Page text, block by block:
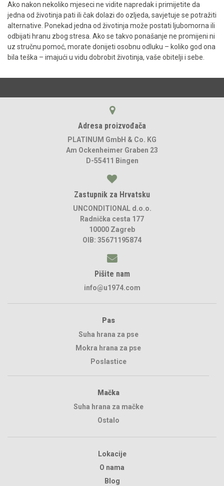
Ako nakon nekoliko mjeseci ne vidite napredak i primijetite da
jedna od životinja pati ili čak dolazi do ozljeda, savjetuje se potražiti
alternative. Ponekad jedna od životinja može postati ljubomorna ili
odbijati hranu zbog stresa. Ako se takvo ponašanje ne promijeni ni
uz stručnu pomoć, morate donijeti osobnu odluku – koliko god ona
bila teška – imajući u vidu dobrobit životinja, vaše obitelji i sebe.
Adresa proizvođača
PLATINUM GmbH & Co. KG
Am Ockenheimer Graben 23
D-55411 Bingen
Zastupnik za Hrvatsku
UNCONDITIONAL d.o.o.
Radnička cesta 177
10000 Zagreb
OIB: 35671195874
Pišite nam
info@u1974.com
Pas
Suha hrana za pse
Mokra hrana za pse
Poslastice
Mačka
Suha hrana za mačke
Ostalo
Lokacije
O nama
Blog